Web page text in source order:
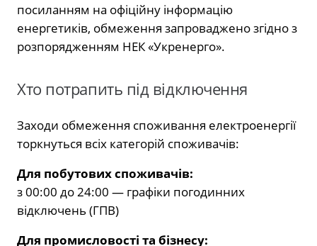
посиланням на офіційну інформацію
енергетиків, обмеження запроваджено згідно з
розпорядженням НЕК «Укренерго».
Хто потрапить під відключення
Заходи обмеження споживання електроенергії
торкнуться всіх категорій споживачів:
Для побутових споживачів:
з 00:00 до 24:00 — графіки погодинних
відключень (ГПВ)
Для промисловості та бізнесу: